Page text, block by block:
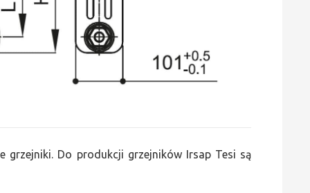
grzejniki. Do produkcji grzejników Irsap Tesi są